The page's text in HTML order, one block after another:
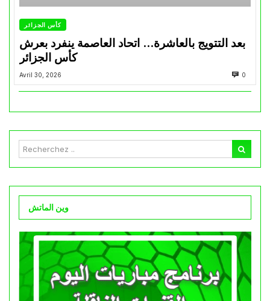
كأس الجزائر
بعد التتويج بالعاشرة… اتحاد العاصمة ينفرد بعرش
كأس الجزائر
Avril 30, 2026 0
وين الماتش